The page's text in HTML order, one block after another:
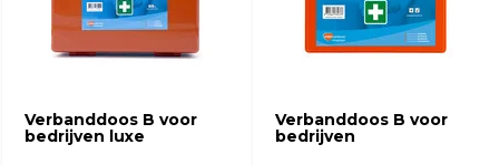
Verbanddoos B voor
bedrijven luxe
Verbanddoos B voor
bedrijven